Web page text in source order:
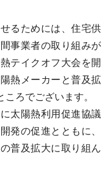
るためには、住宅供
事業者の取り組みが
テイクオフ大会を開
熱メーカーと普及拡
ろでございます。
太陽熱利用促進協議
発の促進とともに、
普及拡大に取り組ん